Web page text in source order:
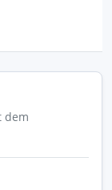
dem